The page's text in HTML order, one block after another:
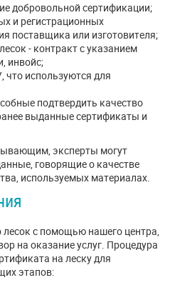
добровольной сертификации;
и регистрационных
поставщика или изготовителя;
- контракт с указанием
инвойс;
что используются для
подтвердить качество
выданные сертификаты и
эксперты могут
говорящие о качестве
используемых материалах.
с помощью нашего центра,
на оказание услуг. Процедура
на леску для
этапов: